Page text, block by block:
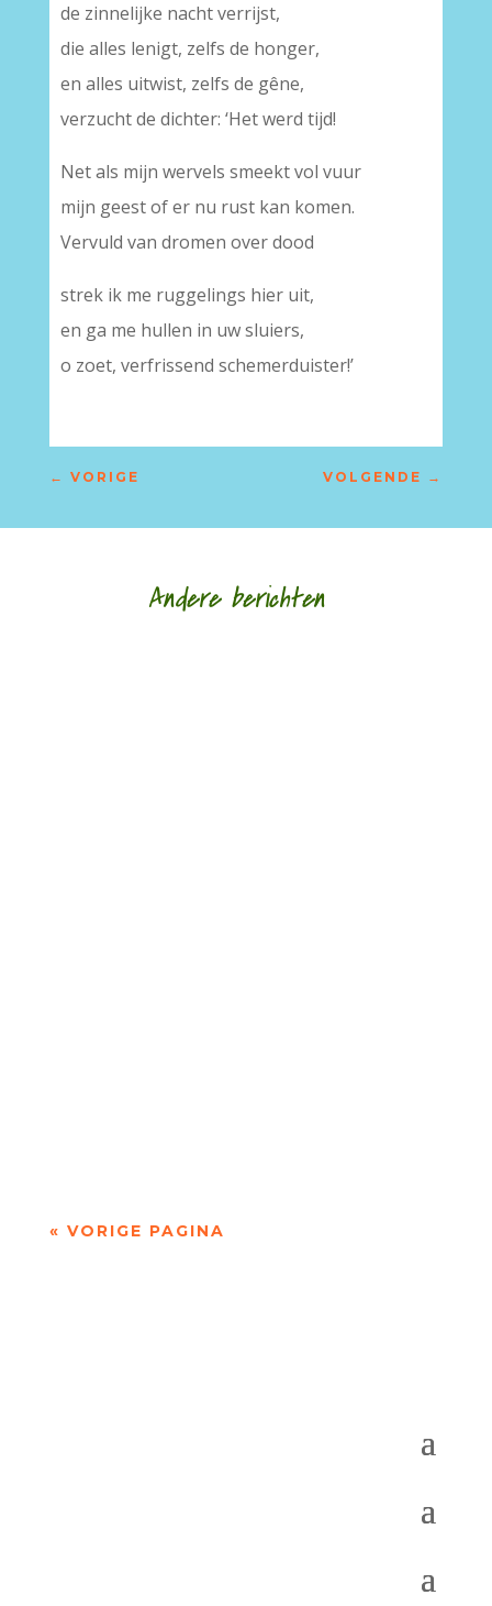
de zinnelijke nacht verrijst,
die alles lenigt, zelfs de honger,
en alles uitwist, zelfs de gêne,
verzucht de dichter: ‘Het werd tijd!
Net als mijn wervels smeekt vol vuur
mijn geest of er nu rust kan komen.
Vervuld van dromen over dood
strek ik me ruggelings hier uit,
en ga me hullen in uw sluiers,
o zoet, verfrissend schemerduister!’
← VORIGE VOLGENDE →
Andere berichten
« VORIGE PAGINA